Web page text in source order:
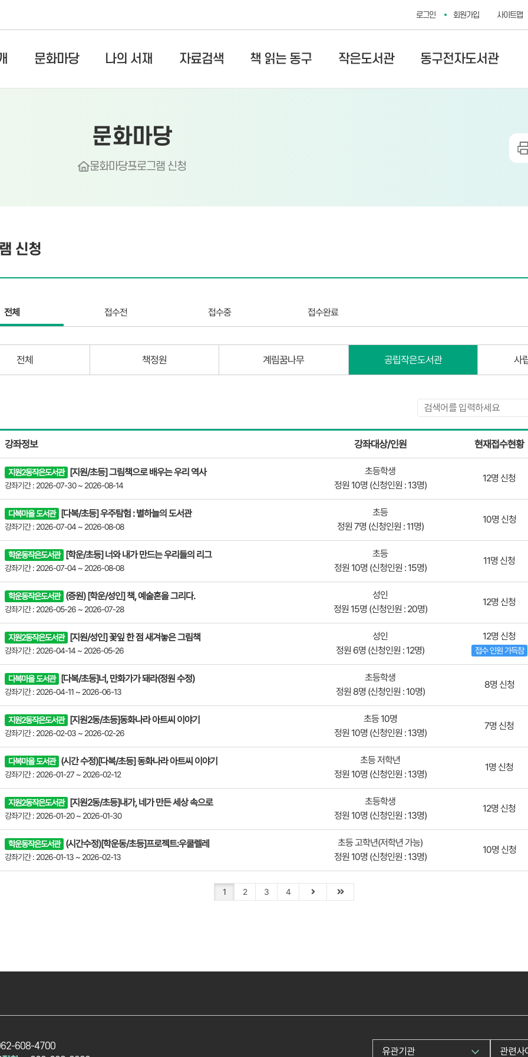
로그인 회원가입 사이트맵
문화마당 나의 서재 자료검색 책 읽는 동구 작은도서관 동구전자도서관
문화마당
문화마당프로그램 신청
신청
전체 접수전 접수중 접수완료
전체 책정원 계림꿈나무 공립작은도서관 사
강좌정보 강좌대상/인원 현재접수현황
지원2동작은도서관 [지원/초등] 그림책으로 배우는 우리 역사
강좌기간 : 2026-07-30 ~ 2026-08-14
초등학생
정원 10명 (신청인원 : 13명)
12명 신청
다복마을 도서관 [다복/초등] 우주탐험 : 별하늘의 도서관
강좌기간 : 2026-07-04 ~ 2026-08-08
초등
정원 7명 (신청인원 : 11명)
10명 신청
학운동작은도서관 [학운/초등] 너와 내가 만드는 우리들의 리그
강좌기간 : 2026-07-04 ~ 2026-08-08
초등
정원 10명 (신청인원 : 15명)
11명 신청
학운동작은도서관 (증원) [학운/성인] 책, 예술혼을 그리다.
강좌기간 : 2026-05-26 ~ 2026-07-28
성인
정원 15명 (신청인원 : 20명)
12명 신청
지원2동작은도서관 [지원/성인] 꽃잎 한 점 새겨놓은 그림책
강좌기간 : 2026-04-14 ~ 2026-05-26
성인
정원 6명 (신청인원 : 12명)
12명 신청
접수 인원 가득참
다복마을 도서관 [다복/초등]너, 만화가가 돼라(정원 수정)
강좌기간 : 2026-04-11 ~ 2026-06-13
초등학생
정원 8명 (신청인원 : 10명)
8명 신청
지원2동작은도서관 [지원2동/초등]동화나라 아트씨 이야기
강좌기간 : 2026-02-03 ~ 2026-02-26
초등 10명
정원 10명 (신청인원 : 13명)
7명 신청
다복마을 도서관 (시간 수정)[다복/초등] 동화나라 아트씨 이야기
강좌기간 : 2026-01-27 ~ 2026-02-12
초등 저학년
정원 10명 (신청인원 : 13명)
1명 신청
지원2동작은도서관 [지원2동/초등]내가, 네가 만든 세상 속으로
강좌기간 : 2026-01-20 ~ 2026-01-30
초등학생
정원 10명 (신청인원 : 13명)
12명 신청
학운동작은도서관 (시간수정)[학운동/초등]프로젝트:우쿨렐레
강좌기간 : 2026-01-13 ~ 2026-02-13
초등 고학년(저학년 가능)
정원 10명 (신청인원 : 13명)
10명 신청
1 2 3 4
608-4700
유관기관 관련사